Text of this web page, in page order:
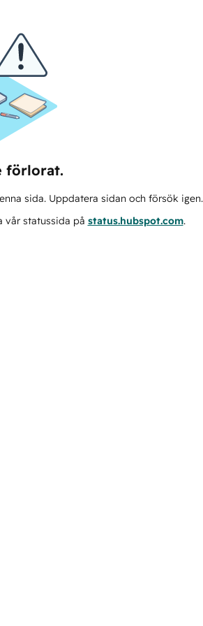
förlorat.
sida. Uppdatera sidan och försök igen.
vår statussida på status.hubspot.com.